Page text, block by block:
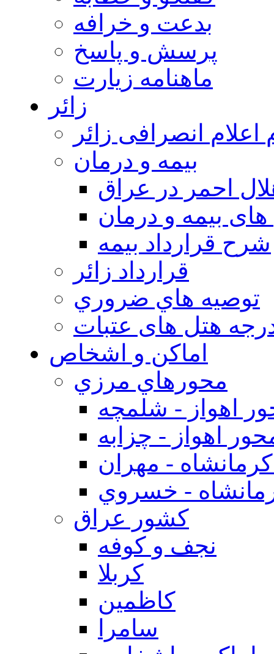
بدعت و خرافه
پرسش و پاسخ
ماهنامه زیارت
زائر
اعلام انصرافی زائر
بيمه و درمان
احمر در عراق
بیمه و درمان
شرح قرارداد بیمه
قرارداد زائر
توصيه هاي ضروري
هتل های عتبات
اماکن و اشخاص
محورهاي مرزي
اهواز - شلمچه
اهواز - چزابه
- مهران
- خسروي
كشور عراق
نجف و كوفه
كربلا
كاظمين
سامرا